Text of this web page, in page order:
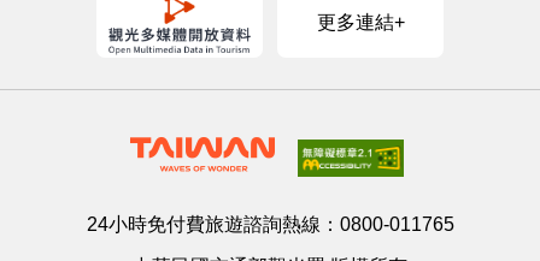
更多連結+
24小時免付費旅遊諮詢熱線： 0800-011765